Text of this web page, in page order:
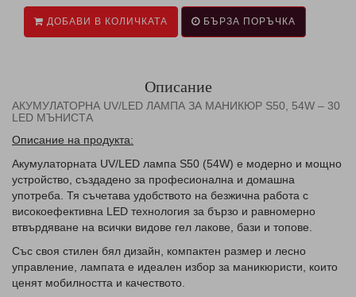
ДОБАВИ В КОЛИЧКАТА БЪРЗА ПОРЪЧКА
Описание
АКУМУЛАТОРНА UV/LED ЛАМПА ЗА МАНИКЮР S50, 54W – 30
LED МЪНИСТА
Описание на продукта:
Акумулаторната UV/LED лампа S50 (54W) е модерно и мощно
устройство, създадено за професионална и домашна
употреба. Тя съчетава удобството на безжична работа с
високоефективна LED технология за бързо и равномерно
втвърдяване на всички видове гел лакове, бази и топове.
Със своя стилен бял дизайн, компактен размер и лесно
управление, лампата е идеален избор за маникюристи, които
ценят мобилността и качеството.